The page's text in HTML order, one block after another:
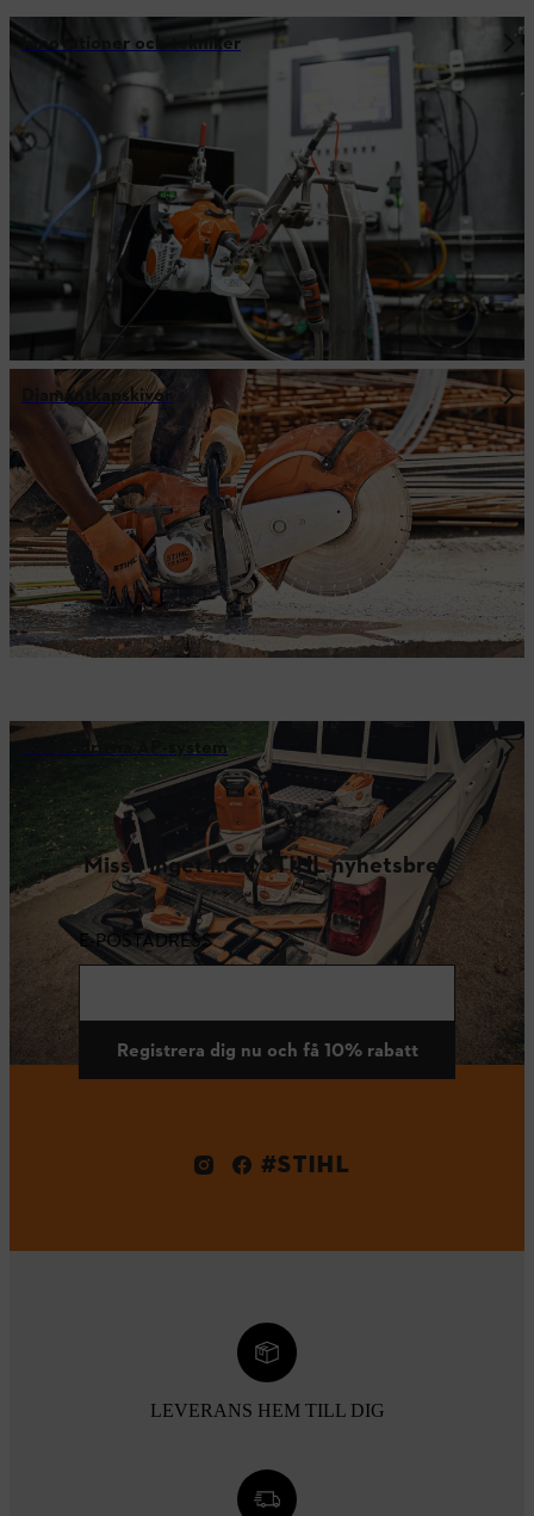
Innovationer och tekniker
Diamantkapskivor
Batteridrivna AP-system
Missa inget med STIHL nyhetsbrev
E-POSTADRESS
Registrera dig nu och få 10% rabatt
#STIHL
LEVERANS HEM TILL DIG